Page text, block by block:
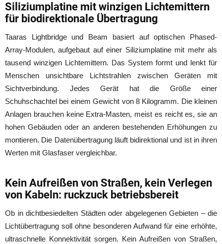
Siliziumplatine mit winzigen Lichtemittern
für biodirektionale Übertragung
Taaras Lightbridge und Beam basiert auf optischen Phased-
Array-Modulen, aufgebaut auf einer Siliziumplatine mit mehr als
tausend winzigen Lichtemittern. Das System formt und lenkt für
Menschen unsichtbare Lichtstrahlen zwischen Geräten mit
Sichtverbindung. Jedes Gerät hat die Größe einer
Schuhschachtel bei einem Gewicht von 8 Kilogramm. Die kleinen
Anlagen brauchen keine Extra-Masten, meist es reicht es, sie an
hohen Gebäuden oder an anderen bestehenden Erhöhungen zu
montieren. Die Datenübertragung läuft bidirektional und ist in ihren
Werten mit Glasfaser vergleichbar.
Kein Aufreißen von Straßen, kein Verlegen
von Kabeln: ruckzuck betriebsbereit
Ob in dichtbesiedelten Städten oder abgelegenen Gebieten – die
Lichtübertragung soll ohne besonderen Aufwand für eine erhöhte,
ultraschnelle Konnektivität sorgen. Kein Aufreißen von Straßen,